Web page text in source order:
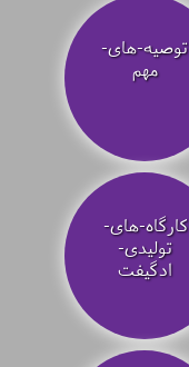
توصیه‌-های-
مهم
کارگاه-های-
تولیدی-
ادگیفت